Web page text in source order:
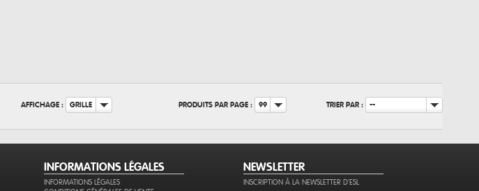
AFFICHAGE : GRILLE TRIER PAR : --
PRODUITS PAR PAGE : 99
INFORMATIONS LÉGALES
INFORMATIONS LÉGALES
NEWSLETTER
INSCRIPTION À LA NEWSLETTER D'ESL